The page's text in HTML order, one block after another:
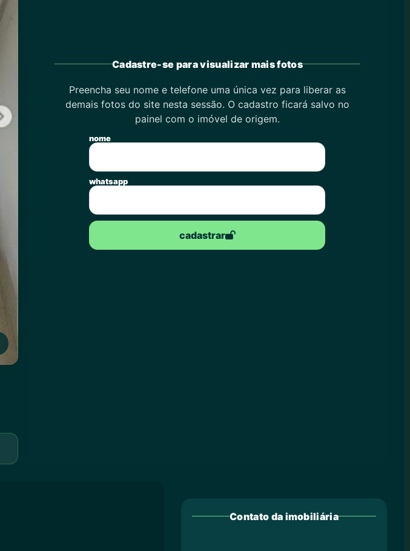
Cadastre-se para visualizar mais fotos
Preencha seu nome e telefone uma única vez para liberar as
demais fotos do site nesta sessão. O cadastro ficará salvo no
painel com o imóvel de origem.
nome
whatsapp
cadastrar
Contato da imobiliária